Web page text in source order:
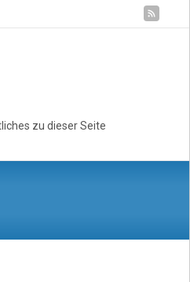
zu dieser Seite